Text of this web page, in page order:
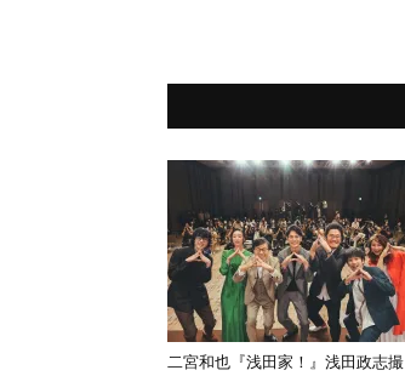
二宮和也『浅田家！』浅田政志撮